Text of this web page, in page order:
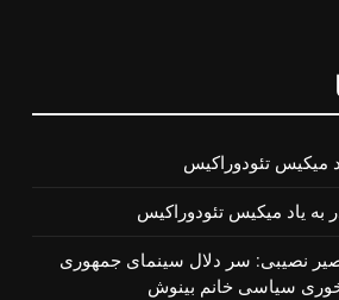
میكیس تئودوراكیس
به یاد میكیس تئودوراكیس
نصیبی: سر دلال سینمای جمهوری
سیاسی خانم بینوش